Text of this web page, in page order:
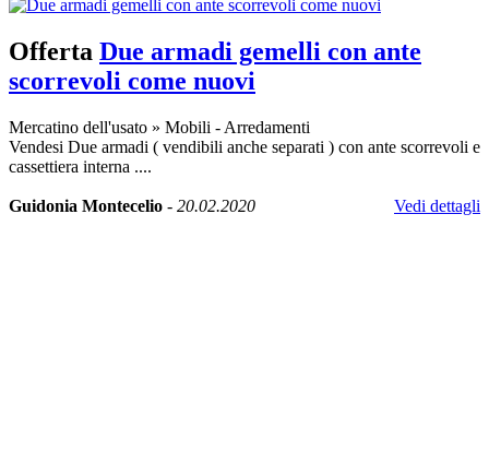
Offerta Due armadi gemelli con ante
scorrevoli come nuovi
Mercatino dell'usato » Mobili - Arredamenti
Vendesi Due armadi ( vendibili anche separati ) con ante scorrevoli e
cassettiera interna ....
Guidonia Montecelio - 20.02.2020 Vedi dettagli